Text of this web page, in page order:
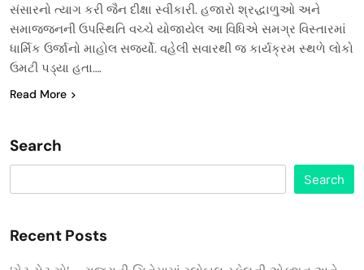
સંસારનો ત્યાગ કરી જૈન દીક્ષા સ્વીકારી. હજારો શ્રદ્ધાળુઓ અને
સમાજજનની ઉપસ્થિતિ વચ્ચે યોજાયેલ આ વિધિએ સમગ્ર વિસ્તારમાં
ધાર્મિક ઉર્જાનો માહોલ સર્જ્યો. વહેલી સવારથી જ કાર્યક્રમ સ્થળે લોકો
ઉમટી પડ્યા હતા….
Read More
Search
Search
Recent Posts